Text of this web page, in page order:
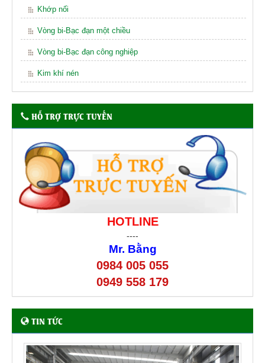
Khớp nối
Vòng bi-Bạc đạn một chiều
Vòng bi-Bạc đạn công nghiệp
Kim khí nén
HỖ TRỢ TRỰC TUYẾN
HOTLINE
----
Mr. Bằng
0984 005 055
0949 558 179
TIN TỨC